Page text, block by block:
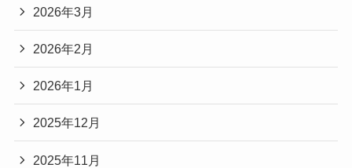
2026年3月
2026年2月
2026年1月
2025年12月
2025年11月